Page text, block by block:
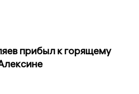
прибыл к горящему